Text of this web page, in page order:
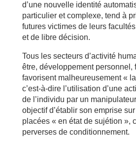
d’une nouvelle identité
particulier et complexe, tend à
futures victimes de leurs
et de libre décision.
Tous les secteurs d’activité
être, développement
favorisent malheureusement «
c’est-à-dire l’utilisation d’une
de l’individu par un
objectif d’établir son emprise
placées « en état de sujétion »,
perverses de conditionnement.